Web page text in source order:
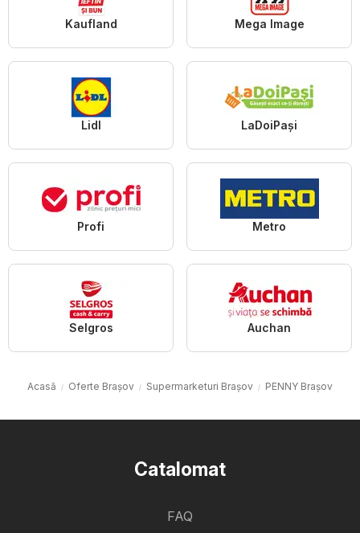
Kaufland Mega Image
Lidl LaDoiPași
Profi Metro
Selgros Auchan
Acasă Oferte Brașov Supermarketuri Brașov PENNY Brașov
Catalomat
FAQ